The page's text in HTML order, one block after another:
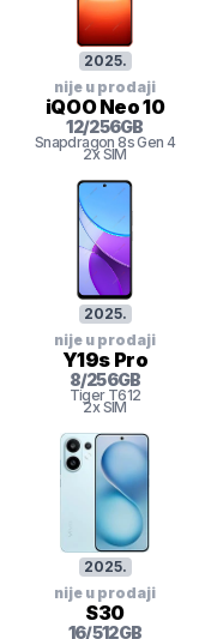
2025.
nije u prodaji
iQOO Neo 10
12/256GB
Snapdragon 8s Gen 4
2x SIM
2025.
nije u prodaji
Y19s Pro
8/256GB
Tiger T612
2x SIM
2025.
nije u prodaji
S30
16/512GB